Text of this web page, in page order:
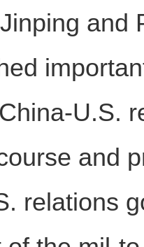
and
U.S.
and
relations